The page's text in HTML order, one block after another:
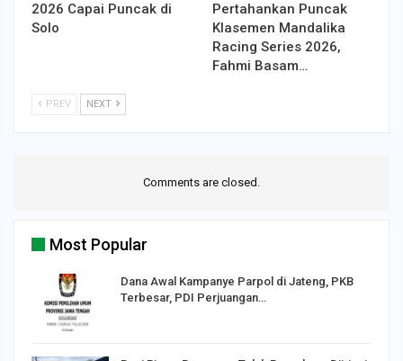
2026 Capai Puncak di
Solo
Pertahankan Puncak
Klasemen Mandalika
Racing Series 2026,
Fahmi Basam…
PREV NEXT
Comments are closed.
Most Popular
Dana Awal Kampanye Parpol di Jateng, PKB
Terbesar, PDI Perjuangan…